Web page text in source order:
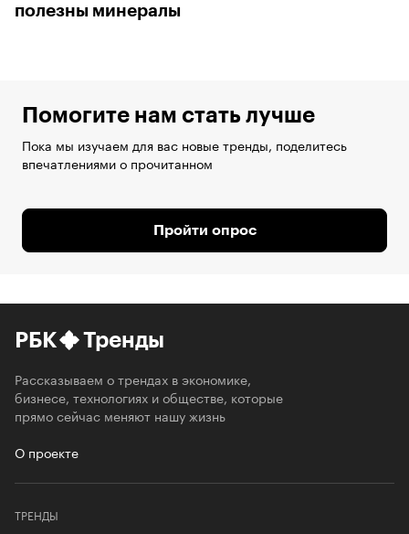
полезны минералы
Помогите нам стать лучше
Пока мы изучаем для вас новые тренды, поделитесь
впечатлениями о прочитанном
Пройти опрос
РБК Тренды
Рассказываем о трендах в экономике,
бизнесе, технологиях и обществе, которые
прямо сейчас меняют нашу жизнь
О проекте
ТРЕНДЫ